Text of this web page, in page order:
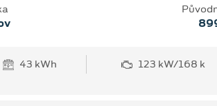
43 kWh 123 kW/168 k